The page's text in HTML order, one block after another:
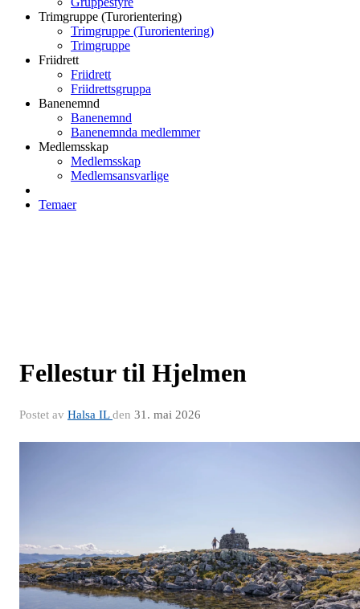
Trimgruppe (Turorientering)
Trimgruppe (Turorientering)
Trimgruppe
Friidrett
Friidrett
Friidrettsgruppa
Banenemnd
Banenemnd
Banenemnda medlemmer
Medlemsskap
Medlemsskap
Medlemsansvarlige
Temaer
Fellestur til Hjelmen
Postet av Halsa ILden 31. mai 2026